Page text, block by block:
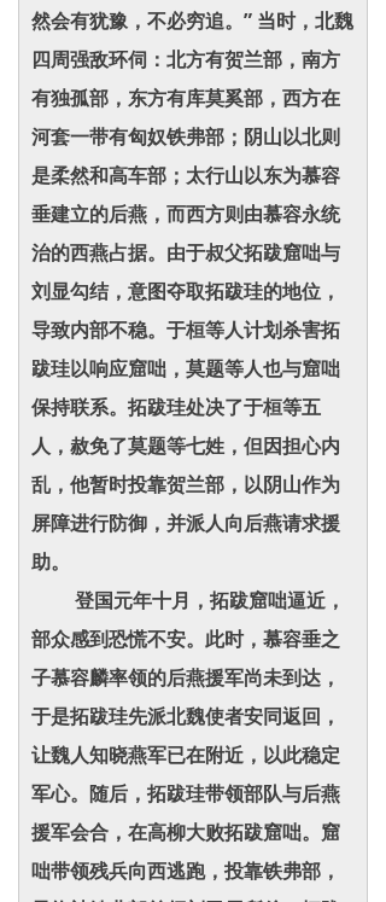
然会有犹豫，不必穷追。” 当时，北魏
四周强敌环伺：北方有贺兰部，南方
有独孤部，东方有库莫奚部，西方在
河套一带有匈奴铁弗部；阴山以北则
是柔然和高车部；太行山以东为慕容
垂建立的后燕，而西方则由慕容永统
治的西燕占据。由于叔父拓跋窟咄与
刘显勾结，意图夺取拓跋珪的地位，
导致内部不稳。于桓等人计划杀害拓
跋珪以响应窟咄，莫题等人也与窟咄
保持联系。拓跋珪处决了于桓等五
人，赦免了莫题等七姓，但因担心内
乱，他暂时投靠贺兰部，以阴山作为
屏障进行防御，并派人向后燕请求援
助。
登国元年十月，拓跋窟咄逼近，
部众感到恐慌不安。此时，慕容垂之
子慕容麟率领的后燕援军尚未到达，
于是拓跋珪先派北魏使者安同返回，
让魏人知晓燕军已在附近，以此稳定
军心。随后，拓跋珪带领部队与后燕
援军会合，在高柳大败拓跋窟咄。窟
咄带领残兵向西逃跑，投靠铁弗部，